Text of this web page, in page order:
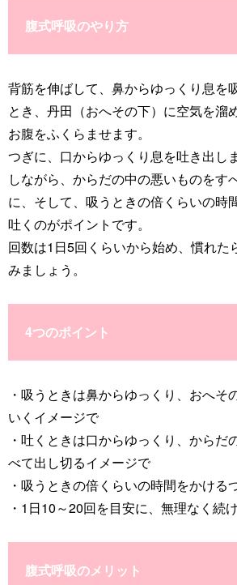
腹式呼吸のやり方
背筋を伸ばして、鼻からゆっくり息を
とき、丹田（おへその下）に空気を溜
お腹をふくらませます。
つぎに、口からゆっくり息を吐き出し
しながら、からだの中の悪いものをす
に、そして、吸うときの倍くらいの時
吐くのがポイントです。
回数は1日5回くらいから始め、慣れた
みましょう。
4つのポイント
・吸うときは鼻からゆっくり、おへそ
いくイメージで
・吐くときは口からゆっくり、からだ
べて出し切るイメージで
・吸うときの倍くらいの時間をかける
・1日10～20回を目安に、無理なく続
腹式呼吸のメリット